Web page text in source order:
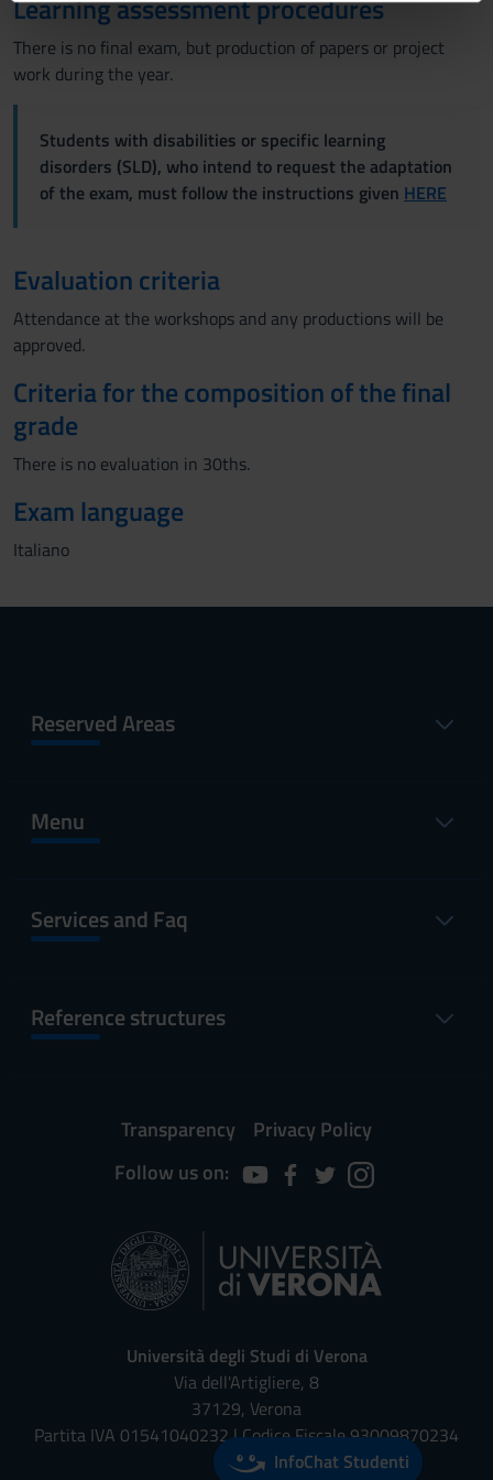
informazioni sul modo in cui utilizzi il nostro sito con i
nostri partner che si occupano di analisi dei dati web,
pubblicità e social media, i quali potrebbero combinarle
con altre informazioni che hai fornito loro o che hanno
Learning assessment procedures
There is no final exam, but production of papers or project
work during the year.
Students with disabilities or specific learning
disorders (SLD), who intend to request the adaptation
of the exam, must follow the instructions given HERE
Evaluation criteria
Attendance at the workshops and any productions will be
approved.
Criteria for the composition of the final
grade
There is no evaluation in 30ths.
Exam language
Italiano
Reserved Areas
Menu
Services and Faq
Reference structures
Transparency
Privacy Policy
Follow us on:
Università degli Studi di Verona
Via dell'Artigliere, 8
37129, Verona
Partita IVA 01541040232 | Codice Fiscale 93009870234
InfoChat Studenti